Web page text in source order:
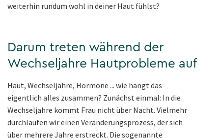
weiterhin rundum wohl in deiner Haut fühlst?
Darum treten während der
Wechseljahre Hautprobleme auf
Haut, Wechseljahre, Hormone ... wie hängt das
eigentlich alles zusammen? Zunächst einmal: In die
Wechseljahre kommt Frau nicht über Nacht. Vielmehr
durchlaufen wir einen Veränderungsprozess, der sich
über mehrere Jahre erstreckt. Die sogenannte